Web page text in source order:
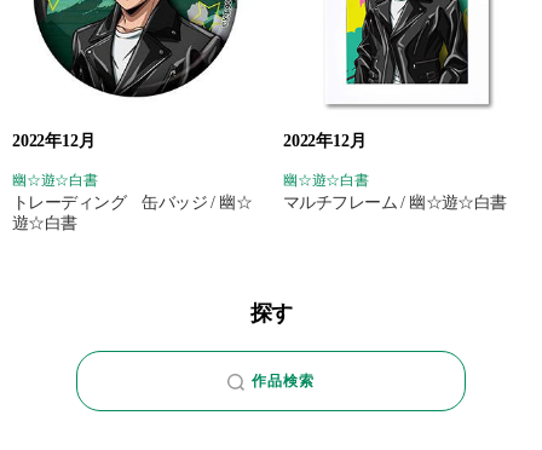
2022年12月
幽☆遊☆白書
トレーディング 缶バッジ / 幽☆
遊☆白書
2022年12月
幽☆遊☆白書
マルチフレーム / 幽☆遊☆白書
探す
作品検索